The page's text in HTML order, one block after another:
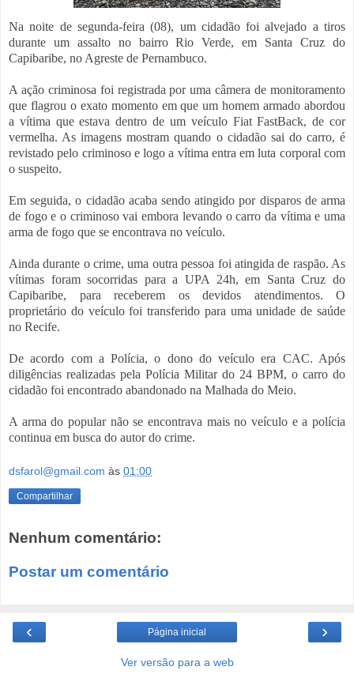
Na noite de segunda-feira (08), um cidadão foi alvejado a tiros
durante um assalto no bairro Rio Verde, em Santa Cruz do
Capibaribe, no Agreste de Pernambuco.
A ação criminosa foi registrada por uma câmera de monitoramento
que flagrou o exato momento em que um homem armado abordou
a vítima que estava dentro de um veículo Fiat FastBack, de cor
vermelha. As imagens mostram quando o cidadão sai do carro, é
revistado pelo criminoso e logo a vítima entra em luta corporal com
o suspeito.
Em seguida, o cidadão acaba sendo atingido por disparos de arma
de fogo e o criminoso vai embora levando o carro da vítima e uma
arma de fogo que se encontrava no veículo.
Ainda durante o crime, uma outra pessoa foi atingida de raspão. As
vítimas foram socorridas para a UPA 24h, em Santa Cruz do
Capibaribe, para receberem os devidos atendimentos. O
proprietário do veículo foi transferido para uma unidade de saúde
no Recife.
De acordo com a Polícia, o dono do veículo era CAC. Após
diligências realizadas pela Polícia Militar do 24 BPM, o carro do
cidadão foi encontrado abandonado na Malhada do Meio.
A arma do popular não se encontrava mais no veículo e a polícia
continua em busca do autor do crime.
dsfarol@gmail.com às 01:00
Compartilhar
Nenhum comentário:
Postar um comentário
‹ ›
Página inicial
Ver versão para a web